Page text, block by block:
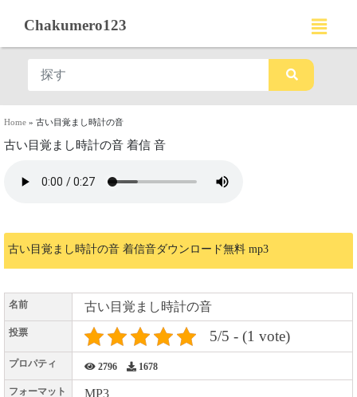
Chakumero123
Home » 古い目覚まし時計の音
古い目覚まし時計の音 着信 音
古い目覚まし時計の音 着信音ダウンロード無料 mp3
名前 古い目覚まし時計の音
投票 5/5 - (1 vote)
プロパティ 2796 1678
フォーマット MP3